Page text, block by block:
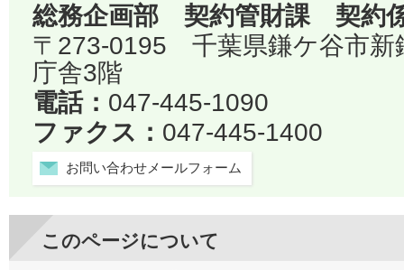
総務企画部 契約管財課 契約
〒273-0195 千葉県鎌ケ谷市
庁舎3階
電話： 047-445-1090
ファクス： 047-445-1400
お問い合わせメールフォーム
このページについて